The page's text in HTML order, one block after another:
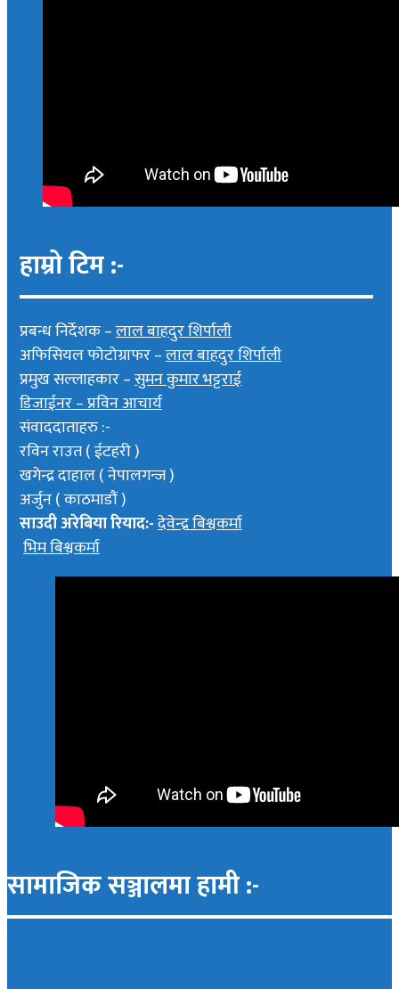
हाम्रो टिम :-
प्रबन्ध निर्देशक –लाल बाहदुर शिर्पाली
अफिसियल फोटोग्राफर –लाल बाहदुर शिर्पाली
प्रमुख सल्लाहकार –सुमन कुमार भट्टराई
डिजाईनर – प्रविन आचार्य
संवाददाताहरु :-
रविन राउत ( ईटहरी )
खगेन्द्र दाहाल ( नेपालगन्ज )
अर्जुन ( काठमाडौं )
साउदी अरेबिया रियाद:-देवेन्द्र बिश्वकर्मा
भिम बिश्वकर्मा
सामाजिक सञ्जालमा हामी :-